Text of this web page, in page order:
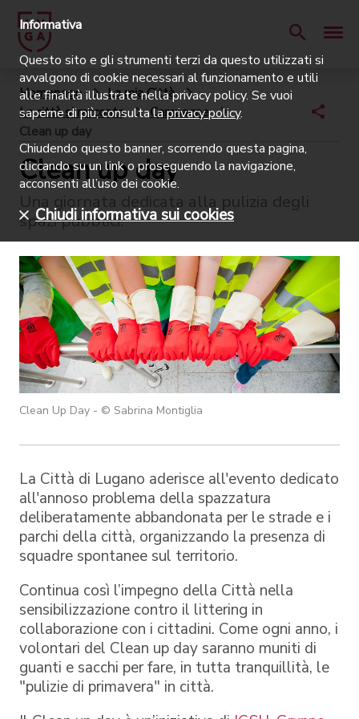
Homepage
La mia Città
La città si racconta
Campagne
Clean up day
Clean up day
Una giornata dedicata alla pulizia degli
spazi pubblici.
Clean Up Day - © Sabrina Montiglia
La Città di Lugano aderisce all'evento dedicato
all'annoso problema della spazzatura
deliberatamente abbandonata per le strade e i
parchi della città, organizzando la presenza di
squadre spontanee sul territorio.
Continua così l’impegno della Città nella
sensibilizzazione contro il littering in
collaborazione con i cittadini. Come ogni anno, i
volontari del Clean up day saranno muniti di
guanti e sacchi per fare, in tutta tranquillità, le
"pulizie di primavera" in città.
Informativa
Questo sito e gli strumenti terzi da questo utilizzati si
avvalgono di cookie necessari al funzionamento e utili
alle finalità illustrate nella privacy policy. Se vuoi
saperne di più, consulta laprivacy policy.
Chiudendo questo banner, scorrendo questa pagina,
cliccando su un link o proseguendo la navigazione,
acconsenti all’uso dei cookie.
Chiudi informativa sui cookies